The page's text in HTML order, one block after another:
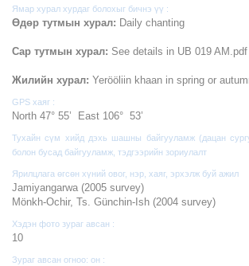
Ямар хурал хурдаг болохыг бичнэ үү :
Өдөр тутмын хурал: Daily chanting
Сар тутмын хурал: See details in UB 019 AM.pdf
Жилийн хурал: Yerööliin khaan in spring or
GPS хаяг :
North 47° 55’ East 106° 53’
Тухайн сүм хийд дэхь шашны байгууламж (дацан
болон бусад байгууламж, тэдгээрийн зориулалт
Ярилцлага өгсөн хүний овог, нэр, хаяг, эрхэлж буй ажил
Jamiyangarwa (2005 survey)
Mönkh-Ochir, Ts. Günchin-Ish (2004 survey)
Хэдэн фото зураг авсан :
10
Зураг авсан огноо: он :